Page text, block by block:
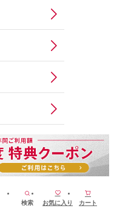
検索 お気に入り カート